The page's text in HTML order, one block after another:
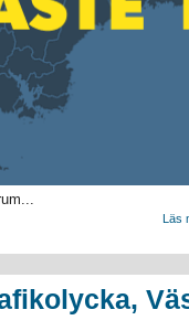
Läs